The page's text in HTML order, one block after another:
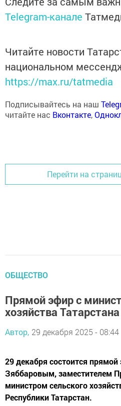
Telegram-канале
Читайте новости
национальном
https://max.ru/tatmedia
Подписывайтесь на наш
читайте нас Вконтакте,
Перейти на
ОБЩЕСТВО
Прямой эфир с
хозяйства
Автор, 29 декабря 2025 - 08:44
29 декабря состоится
Зяббаровым, заместителем
министром сельского
Республики Татарстан.